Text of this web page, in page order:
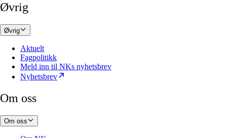
Øvrig
Øvrig
Aktuelt
Fagpolitikk
Meld inn til NKs nyhetsbrev
Nyhetsbrev
Om oss
Om oss